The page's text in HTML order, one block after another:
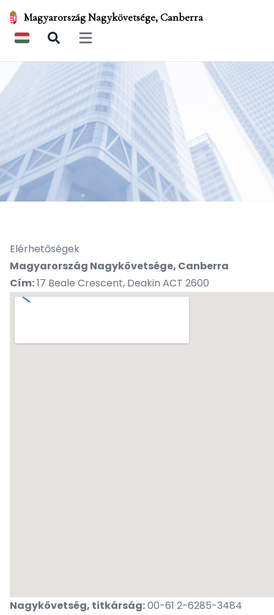
Magyarország Nagykövetsége, Canberra
Open main menu
Elérhetőségek
Magyarország Nagykövetsége, Canberra
Cím:17 Beale Crescent, Deakin ACT 2600
Nagykövetség, titkárság:00-61 2-6285-3484